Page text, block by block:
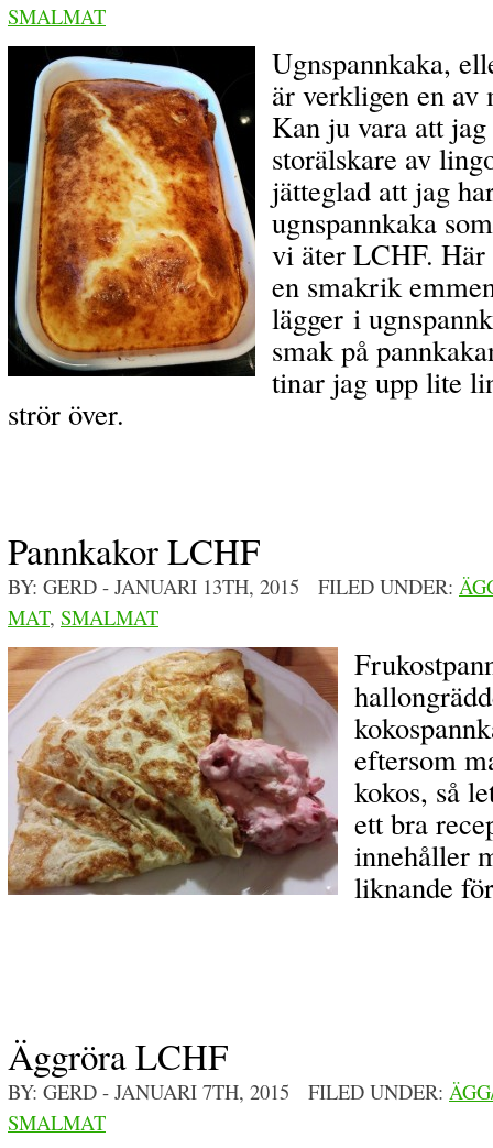
SMALMAT
Ugnspannkaka,
är verkligen en
Kan ju vara att jag
storälskare av
jätteglad att jag
ugnspannkaka
vi äter LCHF.
en smakrik
lägger i
smak på
tinar jag upp lite
strör över.
Pannkakor LCHF
BY: GERD - JANUARI 13TH, 2015 FILED UNDER:
MAT, SMALMAT
eftersom
kokos, så
ett bra
innehåller
liknande
Äggröra LCHF
BY: GERD - JANUARI 7TH, 2015 FILED UNDER:
SMALMAT